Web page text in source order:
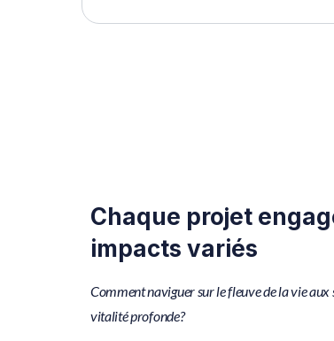
Chaque projet
impacts variés
Comment naviguer sur le fleuve de la vie aux
vitalité profonde?